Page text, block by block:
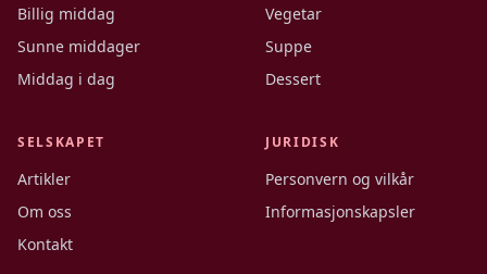
Billig middag
Sunne middager
Middag i dag
Vegetar
Suppe
Dessert
SELSKAPET
Artikler
Om oss
Kontakt
JURIDISK
Personvern og vilkår
Informasjonskapsler